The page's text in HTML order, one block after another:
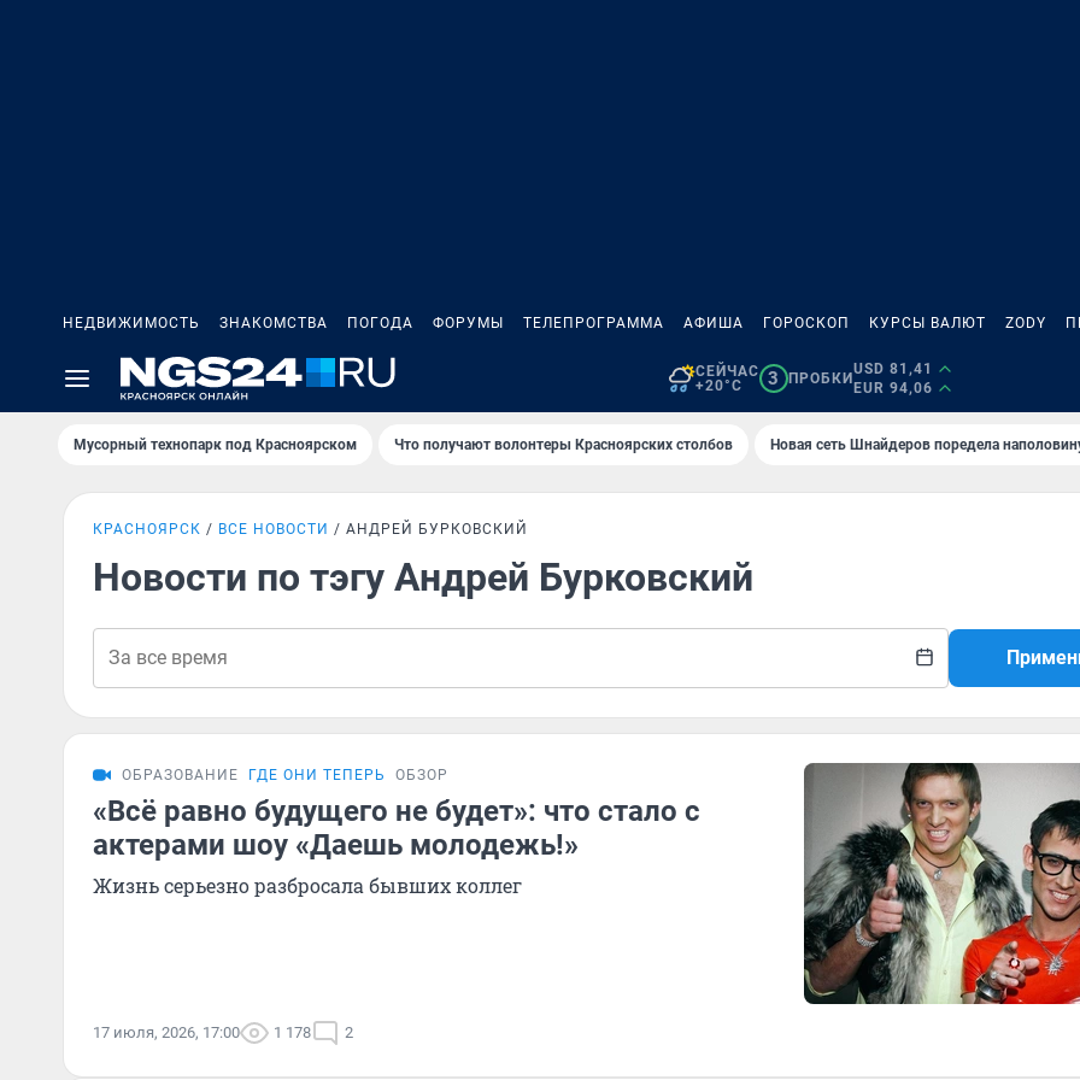
НЕДВИЖИМОСТЬ ЗНАКОМСТВА ПОГОДА ФОРУМЫ ТЕЛЕПРОГРАММА АФИША ГОРОСКОП КУРСЫ ВАЛЮТ ZODY
СЕЙЧАС
+20°C
3 ПРОБКИ
USD 81,41
EUR 94,06
Мусорный технопарк под Крaсноярском Что получают волонтеры Красноярских столбов Новая сеть Шнайдеров поредела
КРАСНОЯРСК ВСЕ НОВОСТИ АНДРЕЙ БУРКОВСКИЙ
Новости по тэгу Андрей Бурковский
ОБРАЗОВАНИЕ ГДЕ ОНИ ТЕПЕРЬ ОБЗОР
«Всё равно будущего не будет»: что стало с
актерами шоу «Даешь молодежь!»
Жизнь серьезно разбросала бывших коллег
17 июля, 2026, 17:00 1 178 2